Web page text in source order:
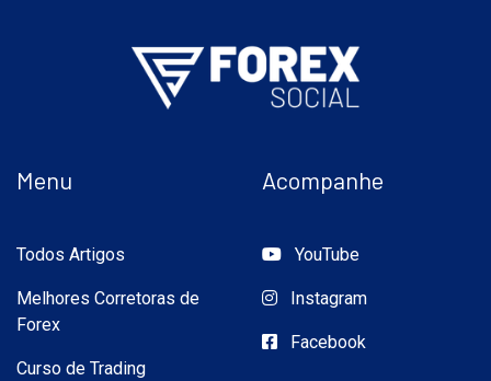
Menu
Todos Artigos
Melhores Corretoras de
Forex
Curso de Trading
Acompanhe
YouTube
Instagram
Facebook